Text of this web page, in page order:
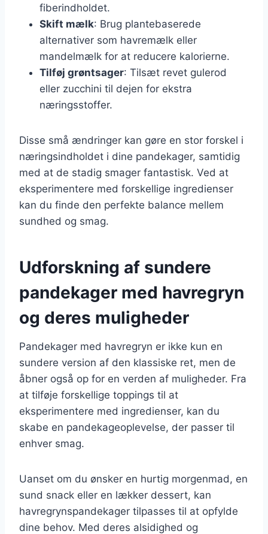
fiberindholdet.
Skift mælk: Brug plantebaserede
alternativer som havremælk eller
mandelmælk for at reducere kalorierne.
Tilføj grøntsager: Tilsæt revet gulerod
eller zucchini til dejen for ekstra
næringsstoffer.
Disse små ændringer kan gøre en stor forskel i
næringsindholdet i dine pandekager, samtidig
med at de stadig smager fantastisk. Ved at
eksperimentere med forskellige ingredienser
kan du finde den perfekte balance mellem
sundhed og smag.
Udforskning af sundere
pandekager med havregryn
og deres muligheder
Pandekager med havregryn er ikke kun en
sundere version af den klassiske ret, men de
åbner også op for en verden af muligheder. Fra
at tilføje forskellige toppings til at
eksperimentere med ingredienser, kan du
skabe en pandekageoplevelse, der passer til
enhver smag.
Uanset om du ønsker en hurtig morgenmad, en
sund snack eller en lækker dessert, kan
havregrynspandekager tilpasses til at opfylde
dine behov. Med deres alsidighed og